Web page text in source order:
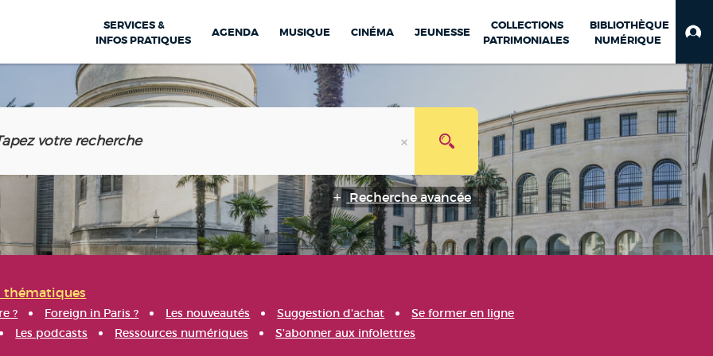
SERVICES &
INFOS PRATIQUES
AGENDA MUSIQUE CINÉMA JEUNESSE
COLLECTIONS
PATRIMONIALES
BIBLIOTHÈQUE
NUMÉRIQUE
Recherche avancée
thématiques
? Foreign in Paris ? Les nouveautés Suggestion d'achat
Se former en ligne
Les podcasts Ressources numériques S'abonner aux infolettres